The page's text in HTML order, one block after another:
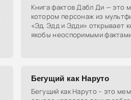
Книга фактов Дабл Ди — это
котором персонаж из
«Эд, Эдд и Эдди» открывает
якобы неоспоримыми
Бегущий как Наруто
Бегущий как Наруто – это